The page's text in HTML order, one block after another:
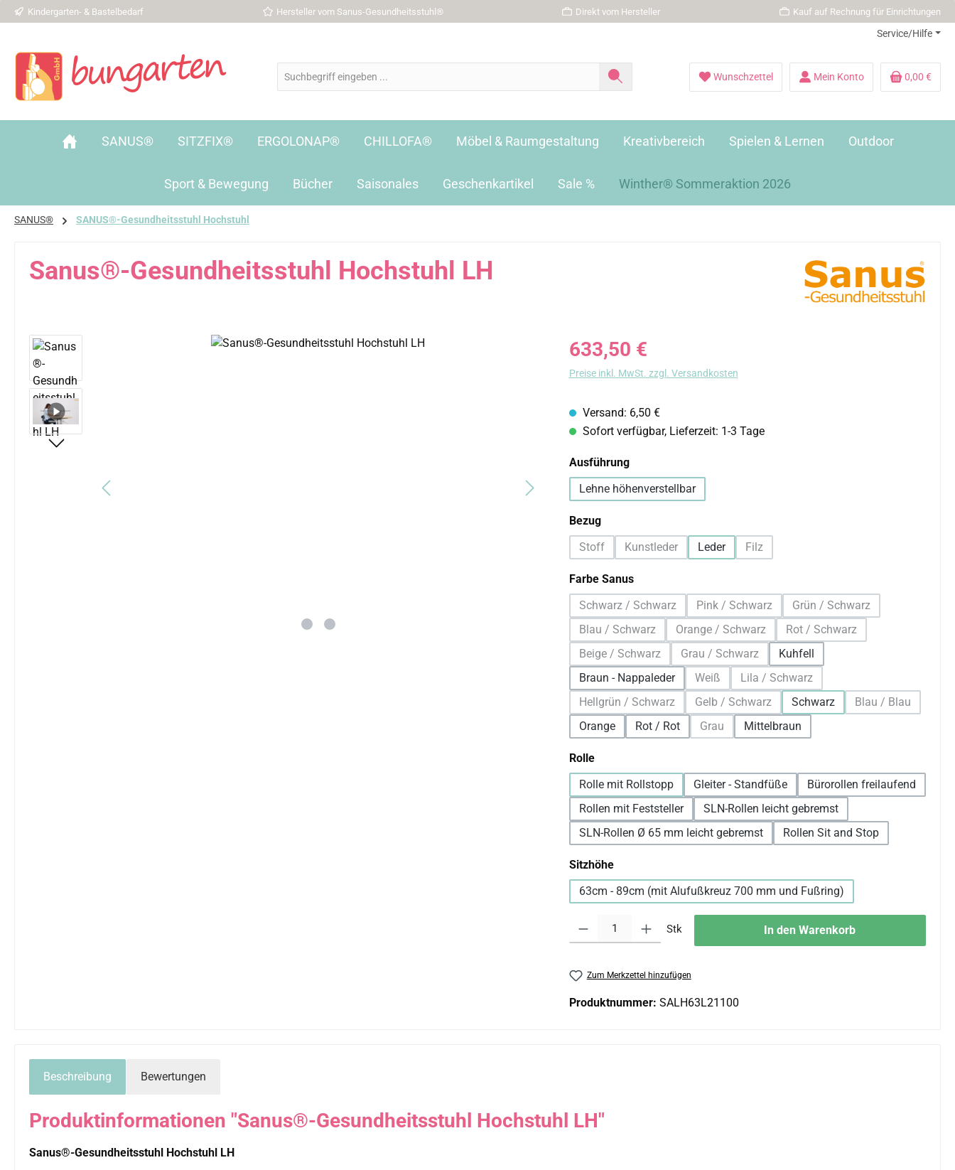
Hauptinhalt springen
Zur Suche springen
Zur Hauptnavigation springen
Kindergarten- & Bastelbedarf Hersteller vom Sanus-Gesundheitsstuhl® Direkt vom Hersteller Kauf auf Rechnung für Einrichtungen
Service/Hilfe
Wunschzettel Mein Konto 0,00 €
SANUS® SITZFIX® ERGOLONAP® CHILLOFA® Möbel & Raumgestaltung Kreativbereich Spielen & Lernen Outdoor
Sport & Bewegung Bücher Saisonales Geschenkartikel Sale % Winther® Sommeraktion 2026
SANUS® SANUS®-Gesundheitsstuhl Hochstuhl
Sanus®-Gesundheitsstuhl Hochstuhl LH
Bildergalerie überspringen Regulärer Preis:
633,50 €
Preise inkl. MwSt. zzgl. Versandkosten
Versand: 6,50 €
Sofort verfügbar, Lieferzeit: 1-3 Tage
Ausführungauswählen
Lehne höhenverstellbar
Bezugauswählen
Stoff
(Diese Option ist zurzeit nicht verfügbar.)
Kunstleder
(Diese Option ist zurzeit nicht verfügbar.)
Leder Filz
(Diese Option ist zurzeit nicht verfügbar.)
Farbe Sanusauswählen
Schwarz / Schwarz
(Diese Option ist zurzeit nicht verfügbar.)
Pink / Schwarz
(Diese Option ist zurzeit nicht verfügbar.)
Grün / Schwarz
(Diese Option ist zurzeit
Blau / Schwarz
(Diese Option ist zurzeit nicht verfügbar.)
Orange / Schwarz
(Diese Option ist zurzeit nicht verfügbar.)
Rot / Schwarz
(Diese Option ist zurzeit nicht
Beige / Schwarz
(Diese Option ist zurzeit nicht verfügbar.)
Grau / Schwarz
(Diese Option ist zurzeit nicht verfügbar.)
Kuhfell
Braun - Nappaleder
Weiß
(Diese Option ist zurzeit nicht verfügbar.)
Lila / Schwarz
(Diese Option ist zurzeit nicht verfügbar.)
Hellgrün / Schwarz
(Diese Option ist zurzeit nicht verfügbar.)
Gelb / Schwarz
(Diese Option ist zurzeit nicht verfügbar.)
Schwarz Blau / Blau
(Diese Option
Orange Rot / Rot Grau
(Diese Option ist zurzeit nicht verfügbar.)
Mittelbraun
Rolleauswählen
Rolle mit Rollstopp
Gleiter - Standfüße
Bürorollen freilaufend
Rollen mit Feststeller
SLN-Rollen leicht gebremst
SLN-Rollen Ø 65 mm leicht gebremst
Rollen Sit and Stop
Sitzhöheauswählen
63cm - 89cm (mit Alufußkreuz 700 mm und Fußring)
Stk In den Warenkorb
Zum Merkzettel hinzufügen
Produktnummer: SALH63L21100
Beschreibung Bewertungen
Produktinformationen "Sanus®-Gesundheitsstuhl Hochstuhl LH"
Sanus®-Gesundheitsstuhl Hochstuhl LH